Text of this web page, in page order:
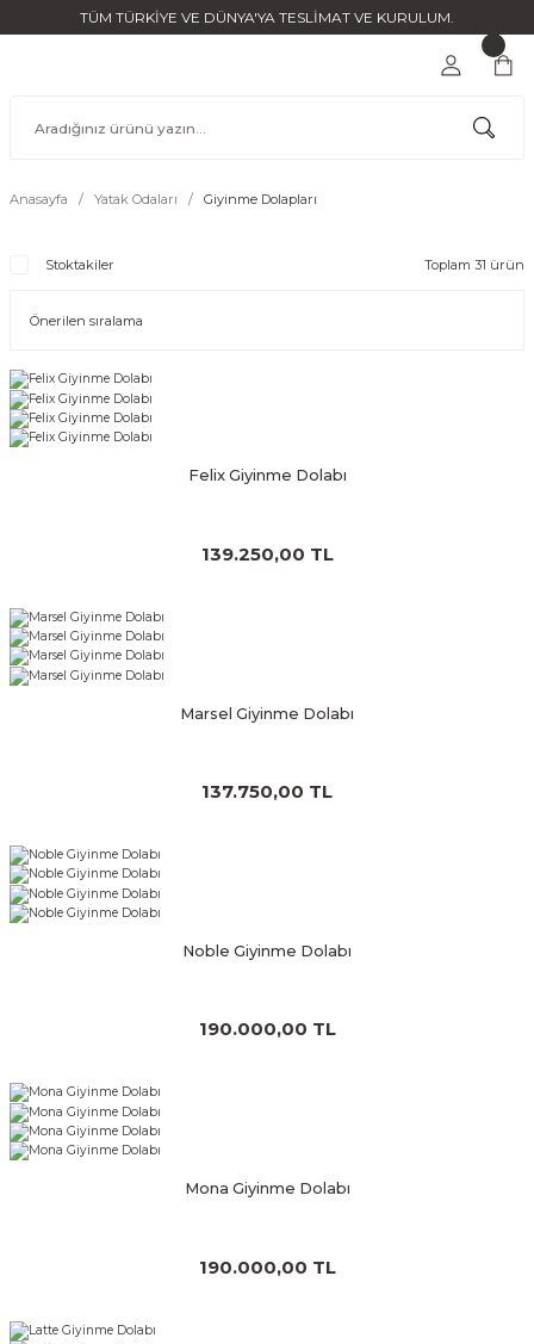
TÜM TÜRKİYE VE DÜNYA'YA TESLİMAT VE KURULUM.
Anasayfa Yatak Odaları Giyinme Dolapları
Stoktakiler Toplam 31 ürün
Felix Giyinme Dolabı
139.250,00 TL
Marsel Giyinme Dolabı
137.750,00 TL
Noble Giyinme Dolabı
190.000,00 TL
Mona Giyinme Dolabı
190.000,00 TL